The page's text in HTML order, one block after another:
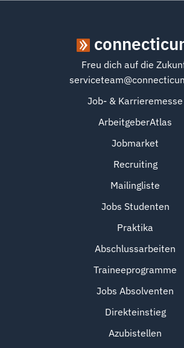
Freu dich auf die
Job- & Karrieremesse
ArbeitgeberAtlas
Jobmarket
Recruiting
Mailingliste
Jobs Studenten
Praktika
Abschlussarbeiten
Traineeprogramme
Jobs Absolventen
Direkteinstieg
Azubistellen